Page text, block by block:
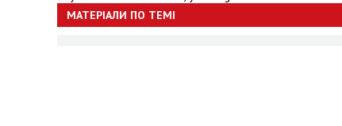
МАТЕРІАЛИ ПО ТЕМІ